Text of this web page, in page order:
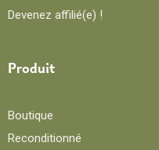
Devenez affilié(e) !
Produit
Boutique
Reconditionné